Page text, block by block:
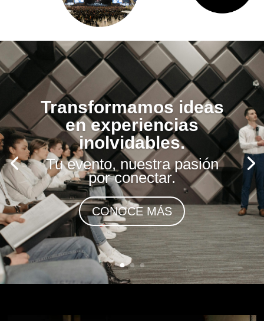
Transformamos ideas
en experiencias
inolvidables.
Tu evento, nuestra pasión
por conectar.
CONOCE MÁS